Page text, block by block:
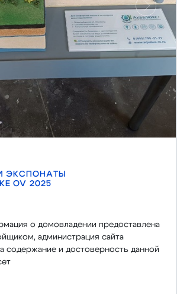
ЭКСПОНАТЫ
OV 2025
о домовладении предоставлена
администрация сайта
содержание и достоверность данной